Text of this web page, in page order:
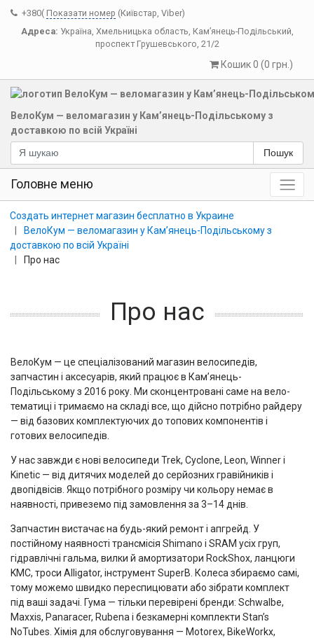
+380( Показати номер (Київстар, Viber)
Адреса: Україна, Хмельницька область, Кам’янець-Подільський,
проспект Грушевського, 21/2
Кошик 0 (0 грн.)
ВелоКум — веломагазин у Кам’янець-Подільському з
доставкою по всій Україні
Пошук
Головне меню
Создать интернет магазин бесплатно в Украине
ВелоКум — веломагазин у Кам’янець-Подільському з
доставкою по всій Україні
Про нас
Про нас
ВелоКум — це спеціалізований магазин велосипедів,
запчастин і аксесуарів, який працює в Кам’янець-
Подільському з 2016 року. Ми сконцентровані саме на вело-
тематиці і тримаємо на складі все, що дійсно потрібно райдеру
— від базових комплектуючих до топових компонентів і
готових велосипедів.
У нас завжди є нові велосипеди Trek, Cyclone, Leon, Winner і
Kinetic — від дитячих моделей до серйозних гравійників і
двопідвісів. Якщо потрібного розміру чи кольору немає в
наявності, привеземо під замовлення за 3–14 днів.
Запчастин вистачає на будь-який ремонт і апгрейд. У
постійному наявності трансмісія Shimano і SRAM усіх груп,
гідравлічні гальма, вилки й амортизатори RockShox, ланцюги
KMC, троси Alligator, інструмент SuperB. Колеса збираємо самі,
тому можемо швидко переспицювати або зібрати комплект
під ваші задачі. Гума — тільки перевірені бренди: Schwalbe,
Maxxis, Panaracer, Rubena і безкамерні комплекти Stan’s
NoTubes. Хімія для обслуговування — Motorex, BikeWorkx,